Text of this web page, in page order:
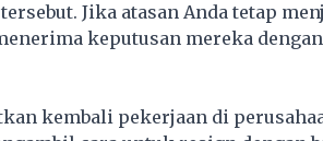
Jika atasan Anda tetap
keputusan mereka dengan
kembali pekerjaan di